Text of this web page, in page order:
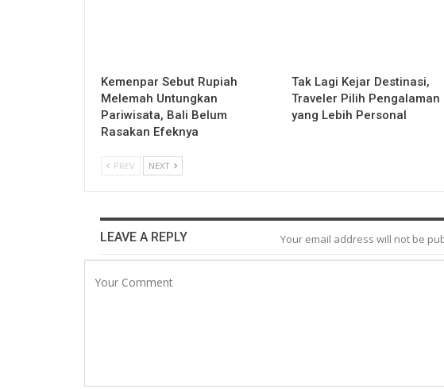
Kemenpar Sebut Rupiah
Melemah Untungkan
Pariwisata, Bali Belum
Rasakan Efeknya
Tak Lagi Kejar Destinasi,
Traveler Pilih Pengalaman
yang Lebih Personal
PREV NEXT
LEAVE A REPLY Your email address will not be